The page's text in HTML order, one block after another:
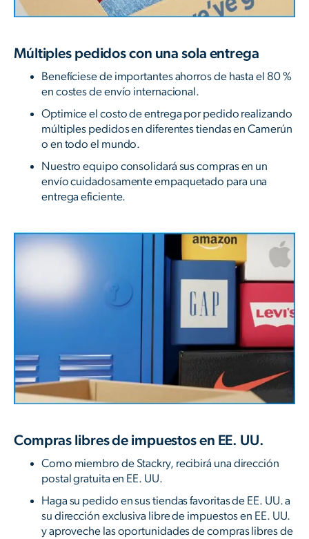
Múltiples pedidos con una sola entrega
Benefíciese de importantes ahorros de hasta el 80 %
en costes de envío internacional.
Optimice el costo de entrega por pedido realizando
múltiples pedidos en diferentes tiendas en Camerún
o en todo el mundo.
Nuestro equipo consolidará sus compras en un
envío cuidadosamente empaquetado para una
entrega eficiente.
Compras libres de impuestos en EE. UU.
Como miembro de Stackry, recibirá una dirección
postal gratuita en EE. UU.
Haga su pedido en sus tiendas favoritas de EE. UU. a
su dirección exclusiva libre de impuestos en EE. UU.
y aproveche las oportunidades de compras libres de